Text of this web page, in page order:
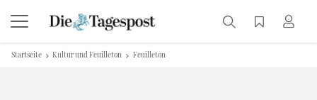
Startseite Kultur und Feuilleton Feuilleton